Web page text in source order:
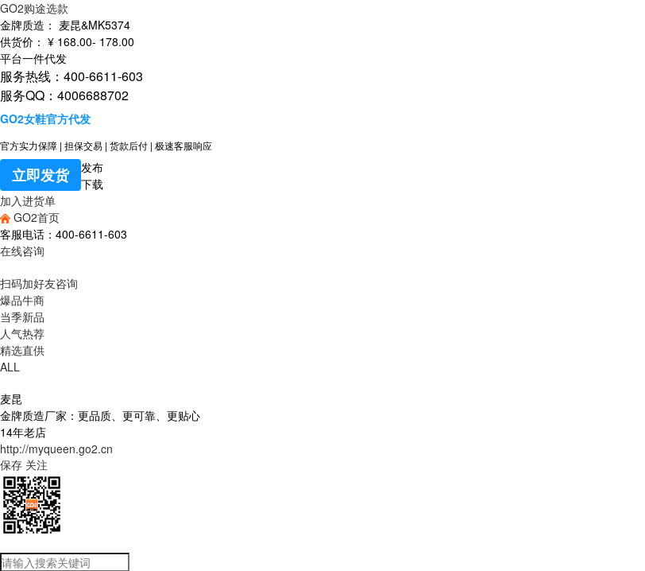
GO2购途选款
金牌质造： 麦昆&MK5374
供货价： ¥ 168.00- 178.00
平台一件代发
服务热线：400-6611-603
服务QQ：4006688702
GO2女鞋官方代发
官方实力保障 | 担保交易 | 货款后付 | 极速客服响应
立即发货
发布
下载
加入进货单
GO2首页
客服电话：400-6611-603
在线咨询
扫码加好友咨询
爆品牛商
当季新品
人气热荐
精选直供
ALL
麦昆
金牌质造厂家：更品质、更可靠、更贴心
14年老店
http://myqueen.go2.cn
保存 关注